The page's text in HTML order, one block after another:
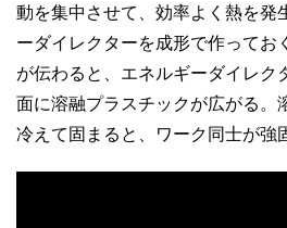
動を集中させて、効率よく熱を発
ーダイレクターを成形で作ってお
が伝わると、エネルギーダイレク
面に溶融プラスチックが広がる。
冷えて固まると、ワーク同士が強